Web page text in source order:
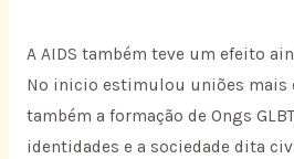
A AIDS também teve um efeito
No inicio estimulou uniões mais
também a formação de Ongs
identidades e a sociedade dita